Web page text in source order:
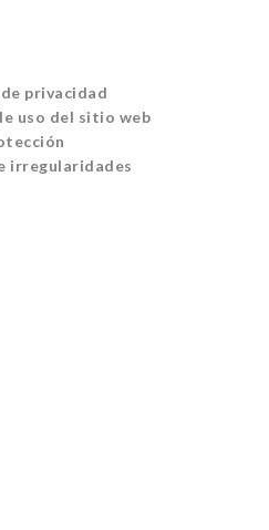
privacidad
uso del sitio web
irregularidades